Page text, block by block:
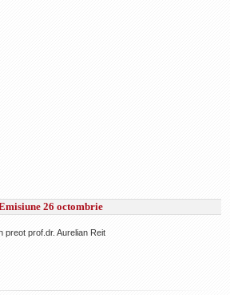
26 octombrie
preot prof.dr. Aurelian Reit